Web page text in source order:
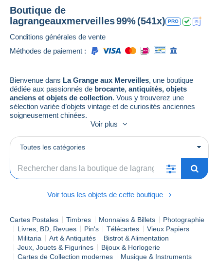
Boutique de
lagrangeauxmerveilles99%(541x) PRO
Conditions générales de vente
Méthodes de paiement :
Bienvenue dans La Grange aux Merveilles, une boutique
dédiée aux passionnés de brocante, antiquités, objets
anciens et objets de collection. Vous y trouverez une
sélection variée d’objets vintage et de curiosités anciennes
soigneusement chinées.
La boutique propose régulièrement :
•
livres anciens, BD, magazines et imprimés vintage
•objets publicitaires anciens et objets de comptoir
•
jouets anciens et objets rétro
•bibelots, curiosités et petits objets de brocante
Chaque objet est sélectionné pour sonintérêt historique, son
de pièces sont uniques et proviennent de brocantes, greniers,
successions ou anciennes collections.
DansLa Grange aux Merveilles, l’objectif est simple :
permettre aux objets du passé deretrouver une nouvelle vie
auprès de collectionneurs et amateurs d’objets anciens
Voir plus
Toutes les catégories
Voir tous les objets de cette boutique
Cartes Postales Timbres Monnaies & Billets
Photographie
Livres, BD, Revues
Pin's Télécartes
Vieux Papiers
Militaria
Art & Antiquités
Bistrot & Alimentation
Jeux, Jouets & Figurines
Bijoux & Horlogerie
Cartes de Collection modernes
Musique & Instruments